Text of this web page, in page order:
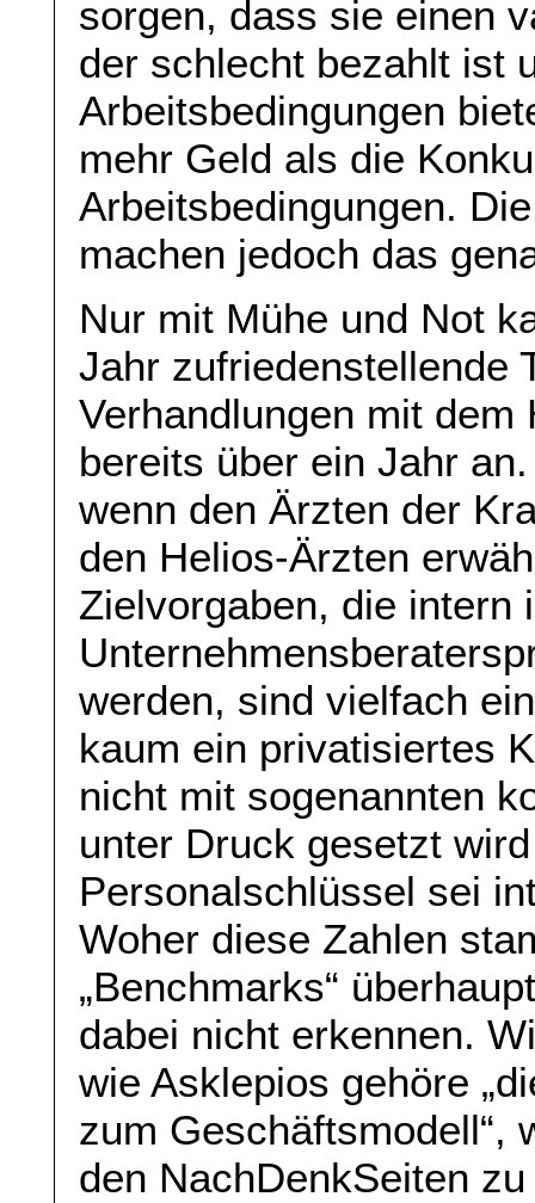
sorgen, dass sie einen
der schlecht bezahlt ist
Arbeitsbedingungen
mehr Geld als die
Arbeitsbedingungen.
machen jedoch das
Nur mit Mühe und Not
Jahr zufriedenstellende
Verhandlungen mit
bereits über ein Jahr
wenn den Ärzten der
den Helios-Ärzten
Zielvorgaben, die intern
werden, sind vielfach
kaum ein privatisiertes
nicht mit sogenannten
unter Druck gesetzt
Personalschlüssel sei
Woher diese Zahlen
„Benchmarks“
dabei nicht erkennen.
wie Asklepios gehöre
zum Geschäftsmodell“,
den NachDenkSeiten